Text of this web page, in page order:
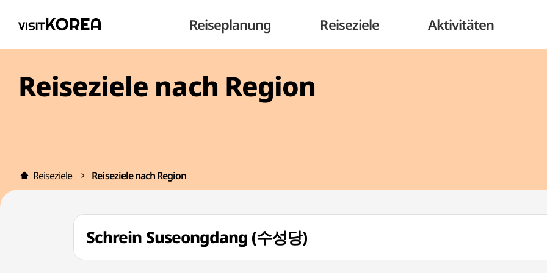
Reiseplanung Reiseziele Aktivitäten
Reiseziele nach Region
Reiseziele Reiseziele nach Region
Schrein Suseongdang (수성당)